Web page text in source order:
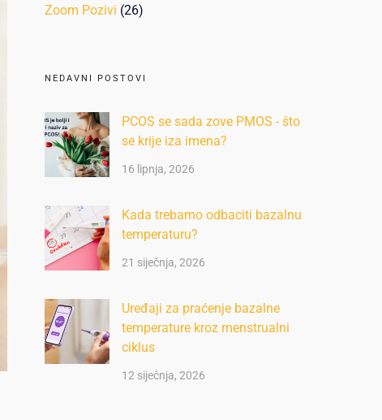
Zoom Pozivi (26)
NEDAVNI POSTOVI
PCOS se sada zove PMOS - što
se krije iza imena?
16 lipnja, 2026
Kada trebamo odbaciti bazalnu
temperaturu?
21 siječnja, 2026
Uređaji za praćenje bazalne
temperature kroz menstrualni
ciklus
12 siječnja, 2026